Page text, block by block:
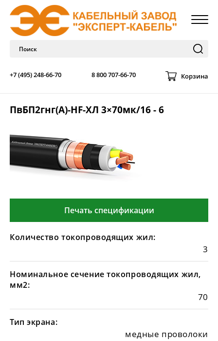
+7 (495) 248-66-70 8 800 707-66-70 Корзина
ПвБП2гнг(А)-HF-ХЛ 3×70мк/16 - 6
Печать спецификации
Количество токопроводящих жил:
3
Номинальное сечение токопроводящих жил,
мм2:
70
Тип экрана:
медные проволоки